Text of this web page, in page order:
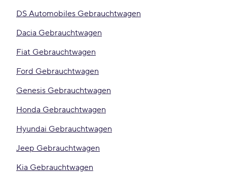
DS Automobiles Gebrauchtwagen
Dacia Gebrauchtwagen
Fiat Gebrauchtwagen
Ford Gebrauchtwagen
Genesis Gebrauchtwagen
Honda Gebrauchtwagen
Hyundai Gebrauchtwagen
Jeep Gebrauchtwagen
Kia Gebrauchtwagen